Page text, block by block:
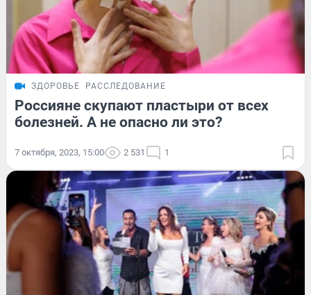
ЗДОРОВЬЕ РАССЛЕДОВАНИЕ
Россияне скупают пластыри от всех
болезней. А не опасно ли это?
7 октября, 2023, 15:00 2 531 1